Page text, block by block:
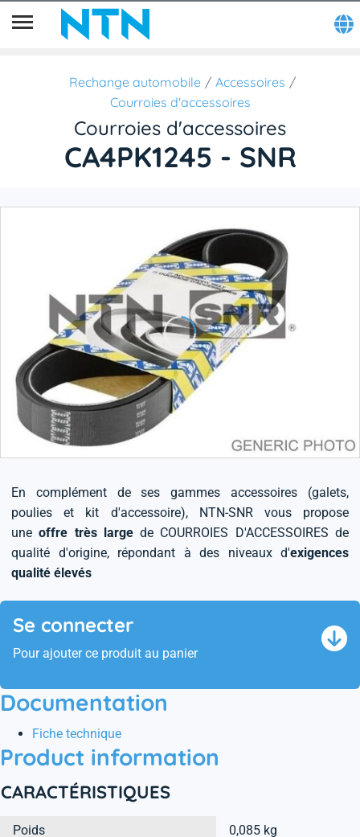
Rechange automobile
Accessoires
Courroies d'accessoires
Courroies d'accessoires
CA4PK1245 - SNR
En complément de ses gammes accessoires (galets,
poulies et kit d'accessoire), NTN-SNR vous propose
uneoffre très largede COURROIES D'ACCESSOIRES de
qualité d'origine, répondant à des niveaux d'exigences
qualité élevés
Se connecter
Pour ajouter ce produit au panier
Documentation
Fiche technique
Product information
CARACTÉRISTIQUES
Poids
0,085 kg